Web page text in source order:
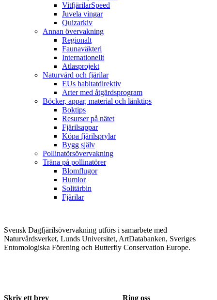
VitfjärilarSpeed
Juvela vingar
Quizarkiv
Annan övervakning
Regionalt
Faunaväkteri
Internationellt
Atlasprojekt
Naturvård och fjärilar
EUs habitatdirektiv
Arter med åtgärdsprogram
Böcker, appar, material och länktips
Boktips
Resurser på nätet
Fjärilsappar
Köpa fjärilsprylar
Bygg själv
Pollinatörsövervakning
Träna på pollinatörer
Blomflugor
Humlor
Solitärbin
Fjärilar
Svensk Dagfjärilsövervakning utförs i samarbete med
Naturvårdsverket, Lunds Universitet, ArtDatabanken, Sveriges
Entomologiska Förening och Butterfly Conservation Europe.
Skriv ett brev Ring oss